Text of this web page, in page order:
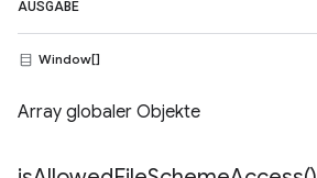
AUSGABE
Window[]
Array globaler Objekte